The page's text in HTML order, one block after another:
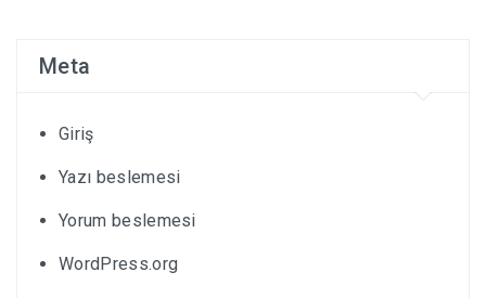
Meta
Giriş
Yazı beslemesi
Yorum beslemesi
WordPress.org